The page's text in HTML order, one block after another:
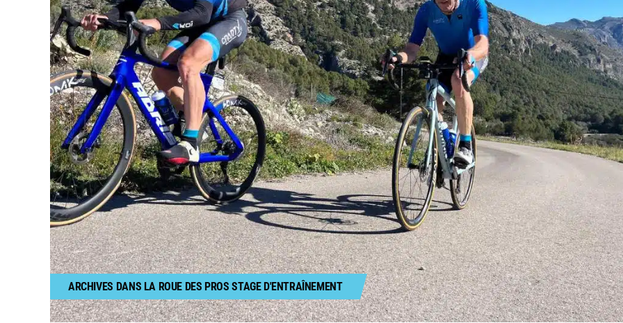
ARCHIVES DANS LA ROUE DES PROS STAGE D'ENTRAÎNEMENT
1 Août 2026
Deuxième
Cparty pour
m’accompagner
du Tour 2026…
nouvelle fois,
sans-faute !
Une organisation
irréprochable,
professionnelle,
et toujours
aussi bien
d’aborder une
aussi exigeante
sérénité et de
pleinement de
instant le jour J.
Lire la suite